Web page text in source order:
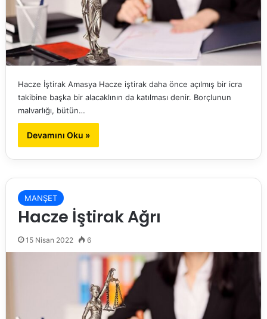
Hacze İştirak Amasya Hacze iştirak daha önce açılmış bir icra
takibine başka bir alacaklının da katılması denir. Borçlunun
malvarlığı, bütün…
Devamını Oku »
MANŞET
Hacze İştirak Ağrı
15 Nisan 2022 6